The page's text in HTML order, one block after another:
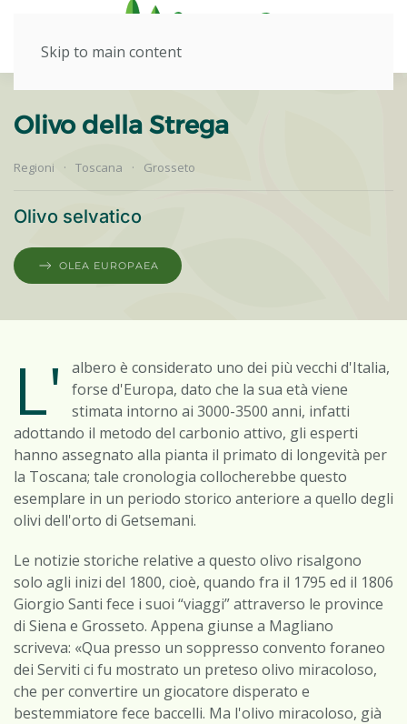
Skip to main content
Olivo della Strega
Regioni Toscana Grosseto
Olivo selvatico
OLEA EUROPAEA
L'
albero è considerato uno dei più vecchi d'Italia,
forse d'Europa, dato che la sua età viene
stimata intorno ai 3000-3500 anni, infatti
adottando il metodo del carbonio attivo, gli esperti
hanno assegnato alla pianta il primato di longevità per
la Toscana; tale cronologia collocherebbe questo
esemplare in un periodo storico anteriore a quello degli
olivi dell'orto di Getsemani.
Le notizie storiche relative a questo olivo risalgono
solo agli inizi del 1800, cioè, quando fra il 1795 ed il 1806
Giorgio Santi fece i suoi “viaggi” attraverso le province
di Siena e Grosseto. Appena giunse a Magliano
scriveva: «Qua presso un soppresso convento foraneo
dei Serviti ci fu mostrato un preteso olivo miracoloso,
che per convertire un giocatore disperato e
bestemmiatore fece baccelli. Ma l'olivo miracoloso, già